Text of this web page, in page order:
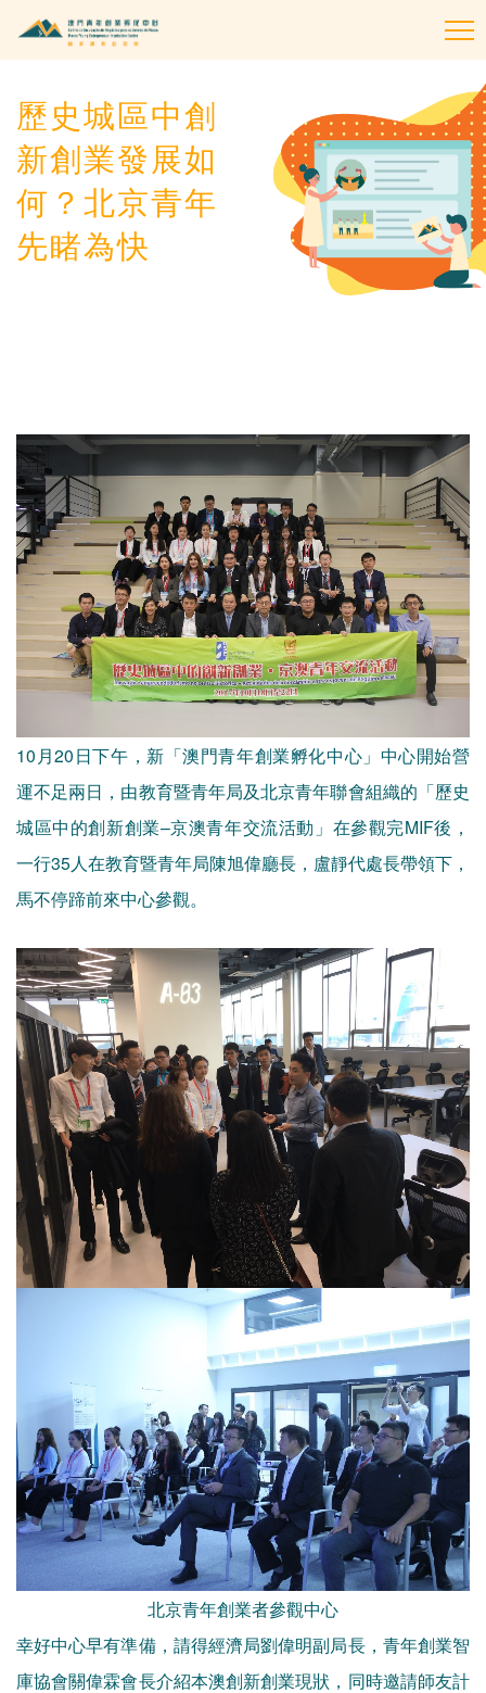
歷史城區中創
新創業發展如
何？北京青年
先睹為快
10月20日下午，新「澳門青年創業孵化中心」中心開始營
運不足兩日，由教育暨青年局及北京青年聯會組織的「歷史
城區中的創新創業–京澳青年交流活動」在參觀完MIF後，
一行35人在教育暨青年局陳旭偉廳長，盧靜代處長帶領下，
馬不停蹄前來中心參觀。
北京青年創業者參觀中心
幸好中心早有準備，請得經濟局劉偉明副局長，青年創業智
庫協會關偉霖會長介紹本澳創新創業現狀，同時邀請師友計